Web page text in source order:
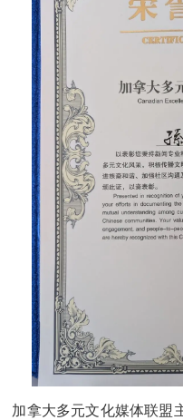
加拿大多元文化媒体联盟